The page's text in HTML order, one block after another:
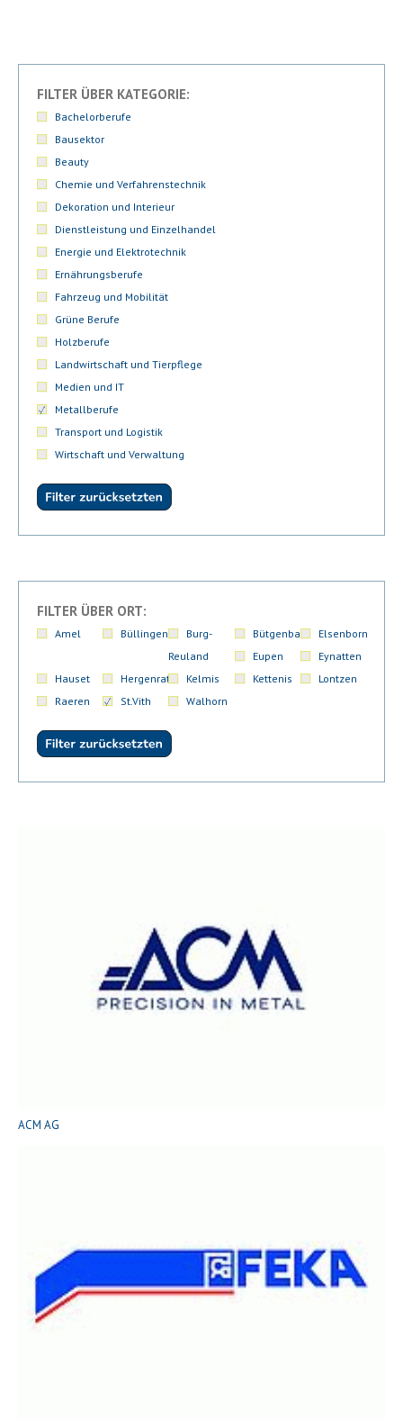
FILTER ÜBER KATEGORIE:
Bachelorberufe
Bausektor
Beauty
Chemie und Verfahrenstechnik
Dekoration und Interieur
Dienstleistung und Einzelhandel
Energie und Elektrotechnik
Ernährungsberufe
Fahrzeug und Mobilität
Grüne Berufe
Holzberufe
Landwirtschaft und Tierpflege
Medien und IT
Metallberufe
Transport und Logistik
Wirtschaft und Verwaltung
FILTER ÜBER ORT:
Amel Büllingen
Burg-
Reuland
Bütgenbach
Elsenborn
Eupen
Eynatten
Hauset
Hergenrath Kelmis Kettenis
Lontzen
Raeren
St.Vith Walhorn
ACM AG